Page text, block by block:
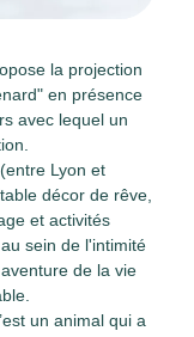
la projection
en présence
avec lequel un
Lyon et
décor de rêve,
et activités
sein de l'intimité
de la vie
un animal qui a